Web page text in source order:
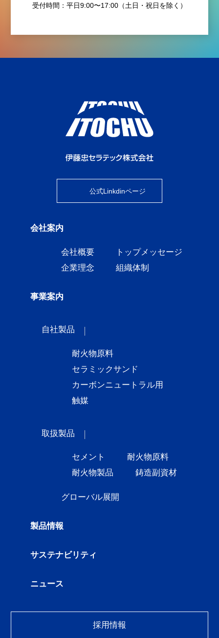
受付時間：平日9:00〜17:00（土日・祝日を除く）
公式Linkdinページ
会社案内
会社概要
トップメッセージ
企業理念
組織体制
事業案内
自社製品
耐火物原料
セラミックサンド
カーボンニュートラル用
触媒
取扱製品
セメント
耐火物原料
耐火物製品
鋳造副資材
グローバル展開
製品情報
サステナビリティ
ニュース
採用情報